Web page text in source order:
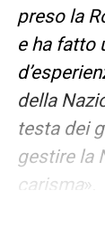
preso la
e ha fatto
della
testa dei
gestire la
carisma».